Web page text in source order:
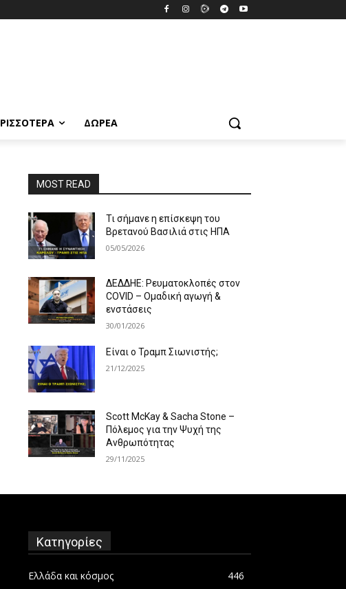
ΔΩΡΕΆ
MOST READ
Τι σήμανε η επίσκεψη του
Βρετανού Βασιλιά στις ΗΠΑ
05/05/2026
ΔΕΔΔΗΕ: Ρευματοκλοπές στον
COVID – Ομαδική αγωγή &
ενστάσεις
30/01/2026
Είναι ο Τραμπ Σιωνιστής;
21/12/2025
Scott McKay & Sacha Stone –
Πόλεμος για την Ψυχή της
Ανθρωπότητας
29/11/2025
Κατηγορίες
Ελλάδα και κόσμος
446